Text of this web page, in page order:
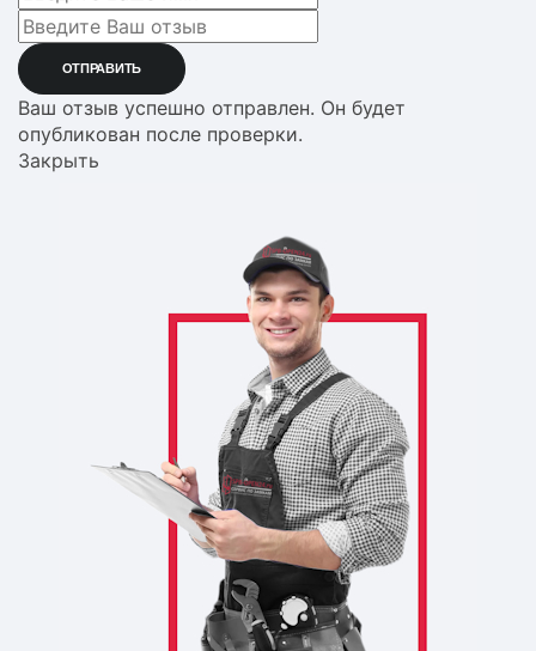
Ваш отзыв успешно отправлен. Он будет
опубликован после проверки.
Закрыть